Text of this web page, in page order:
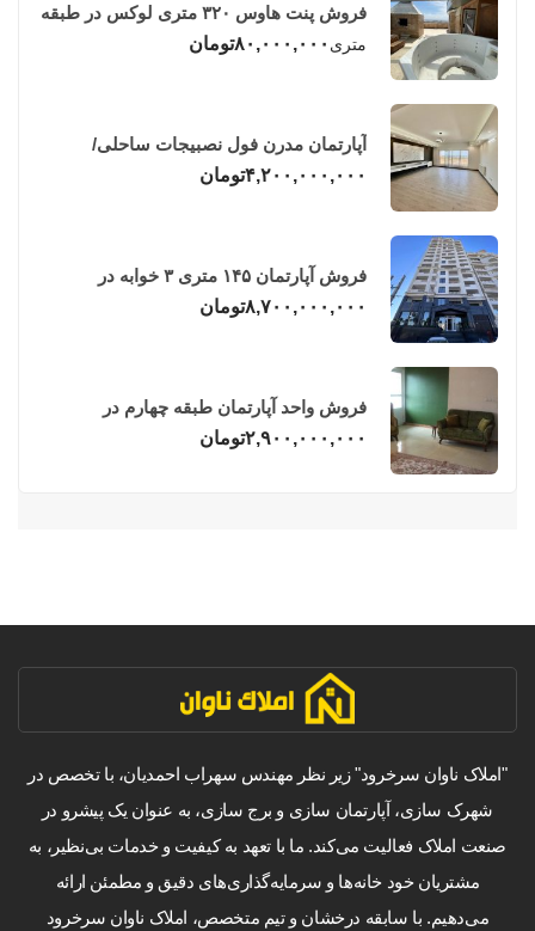
فروش پنت هاوس ۳۲۰ متری لوکس در طبقه
چهاردهم فریدونکنار
متری ۸۰,۰۰۰,۰۰۰تومان
آپارتمان مدرن فول نصبیجات ساحلی/
فریدونکنار
۴,۲۰۰,۰۰۰,۰۰۰تومان
فروش آپارتمان ۱۴۵ متری ۳ خوابه در
فریدونکنار
۸,۷۰۰,۰۰۰,۰۰۰تومان
فروش واحد آپارتمان طبقه چهارم در
فریدونکنار
۲,۹۰۰,۰۰۰,۰۰۰تومان
"املاک ناوان سرخرود" زیر نظر مهندس سهراب احمدیان، با تخصص در
شهرک سازی، آپارتمان سازی و برج سازی، به عنوان یک پیشرو در
صنعت املاک فعالیت می‌کند. ما با تعهد به کیفیت و خدمات بی‌نظیر، به
مشتریان خود خانه‌ها و سرمایه‌گذاری‌های دقیق و مطمئن ارائه
می‌دهیم. با سابقه درخشان و تیم متخصص، املاک ناوان سرخرود